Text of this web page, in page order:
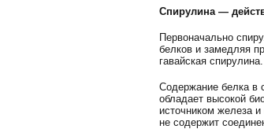
Спирулина —
Первоначально
белков и замедляя
гавайская спирулина.
Содержание белка в
обладает высокой
источником железа
не содержит